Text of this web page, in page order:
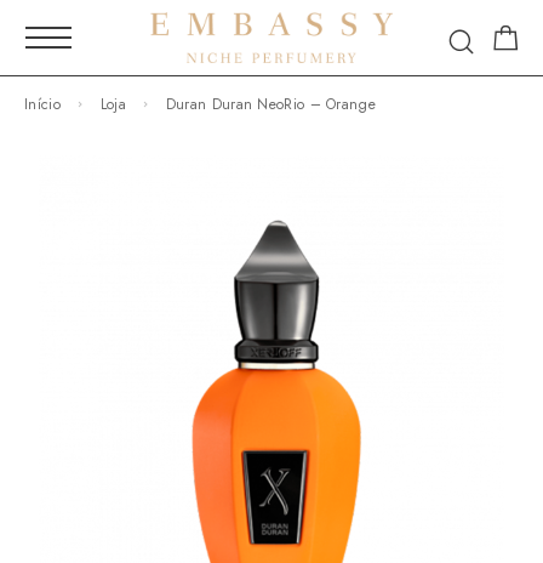
Início Loja Duran Duran NeoRio – Orange